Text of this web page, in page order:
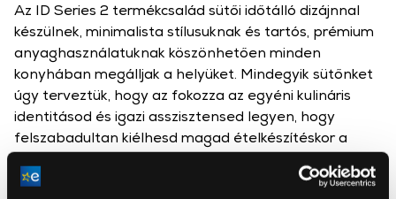
Az ID Series 2 termékcsalád sütői időtálló dizájnnal
készülnek, minimalista stílusuknak és tartós, prémium
anyaghasználatuknak köszönhetően minden
konyhában megálljak a helyüket. Mindegyik sütőnket
úgy terveztük, hogy az fokozza az egyéni kulináris
identitásod és igazi asszisztensed legyen, hogy
felszabadultan kiélhesd magad ételkészítéskor a
lehetővé, amely a csúcstechnológiát és az emberi